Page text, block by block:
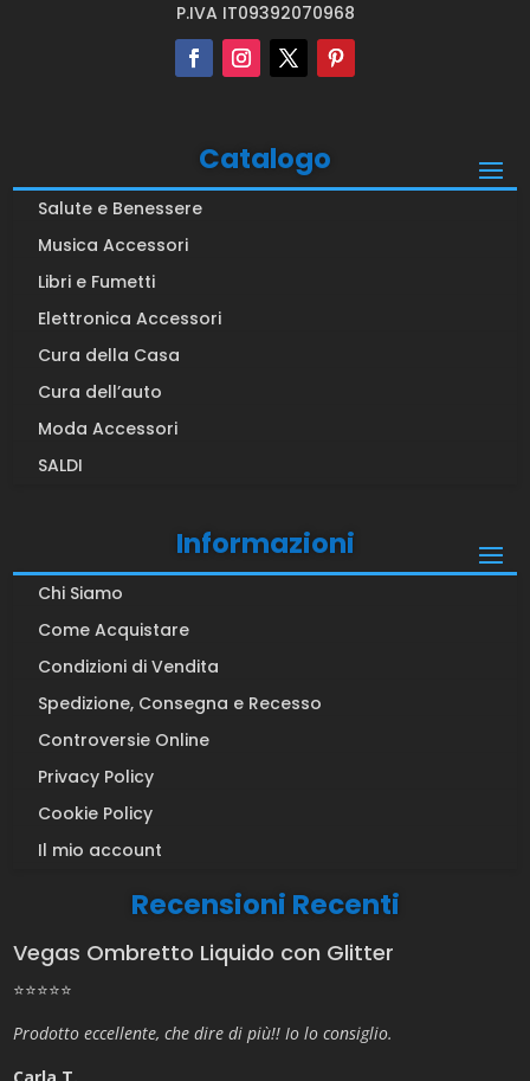
P.IVA IT09392070968
Catalogo
Salute e Benessere
Musica Accessori
Libri e Fumetti
Elettronica Accessori
Cura della Casa
Cura dell’auto
Moda Accessori
SALDI
Informazioni
Chi Siamo
Come Acquistare
Condizioni di Vendita
Spedizione, Consegna e Recesso
Controversie Online
Privacy Policy
Cookie Policy
Il mio account
Recensioni Recenti
Vegas Ombretto Liquido con Glitter
⭐⭐⭐⭐⭐
Prodotto eccellente, che dire di più!! Io lo consiglio.